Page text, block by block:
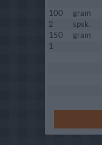
100
gram
2
spsk.
150
gram
1